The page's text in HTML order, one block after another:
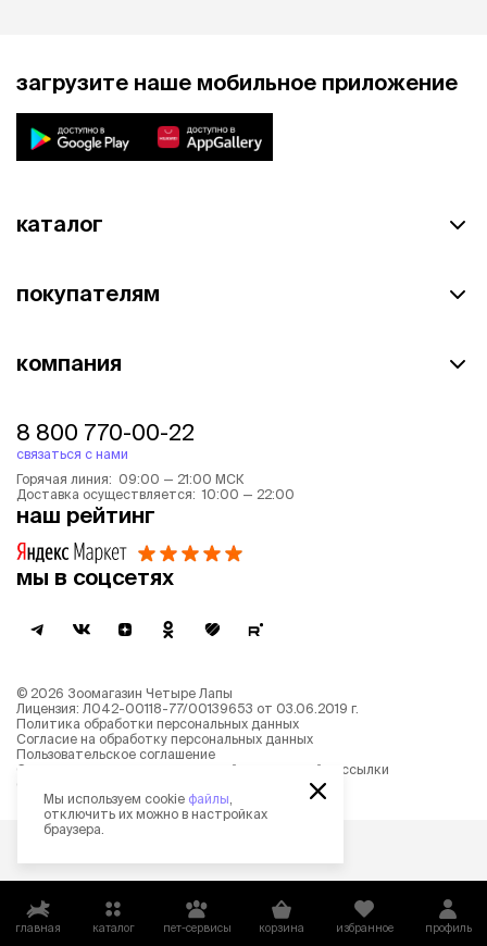
главная каталог пет-сервисы корзина избранное профиль
загрузите наше мобильное приложение
каталог
покупателям
компания
8 800 770-00-22
связаться с нами
Горячая линия: 09:00 — 21:00 МСК
Доставка осуществляется: 10:00 — 22:00
наш рейтинг
мы в соцсетях
© 2026 Зоомагазин Четыре Лапы
Лицензия: Л042-00118-77/00139653 от 03.06.2019 г.
Политика обработки персональных данных
Согласие на обработку персональных данных
Пользовательское соглашение
Согласие на получение новостной и рекламной рассылки
Описание рекомендательных алгоритмов
Мы используем cookie файлы
отключить их можно в настройках
браузера.